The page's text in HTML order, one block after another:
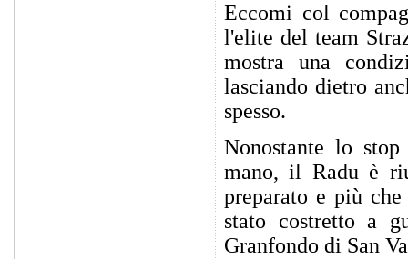
Eccomi col
l'elite del team
mostra una
lasciando dietro
spesso.
Nonostante lo
mano, il Radu è
preparato e più
stato costretto a
Granfondo di San